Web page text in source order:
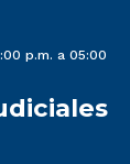
p.m. a 05:00